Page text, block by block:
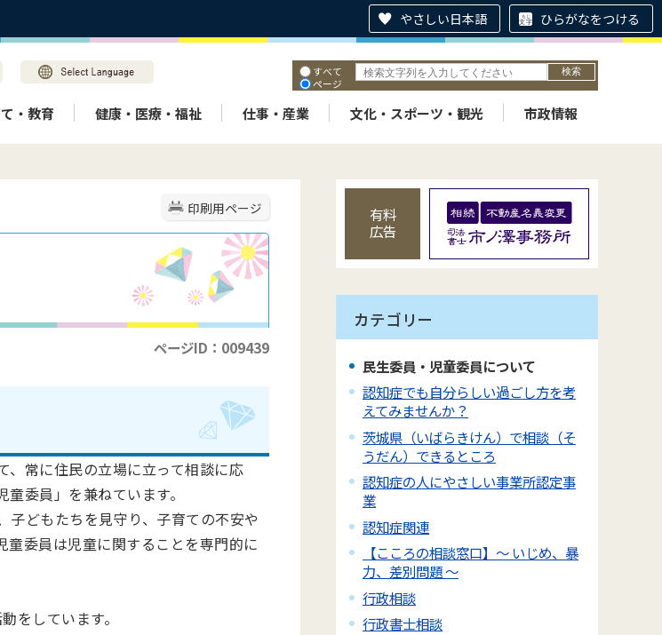
やさしい日本語 ひらがなをつける
すべて
ページ
・教育 健康・医療・福祉 仕事・産業 文化・スポーツ・観光 市政情報
印刷用ページ
ページID：009439
、常に住民の立場に立って相談に応
委員」を兼ねています。
子どもたちを見守り、子育ての不安や
委員は児童に関することを専門的に
をしています。
有料
広告
カテゴリー
民生委員・児童委員について
認知症でも自分らしい過ごし方を考
えてみませんか？
茨城県（いばらきけん）で相談（そ
うだん）できるところ
認知症の人にやさしい事業所認定事
業
認知症関連
【こころの相談窓口】～ いじめ、暴
力、差別問題 ～
行政相談
行政書士相談